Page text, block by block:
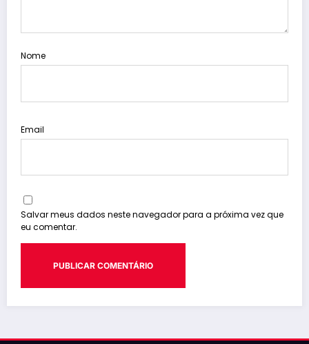
Nome
Email
Salvar meus dados neste navegador para a próxima vez que
eu comentar.